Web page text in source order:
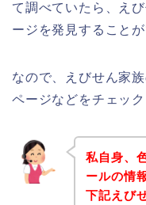
て調べていたら、え
ージを発見すること
なので、えびせん家
ページなどをチェッ
私自身、
ールの情
下記えび